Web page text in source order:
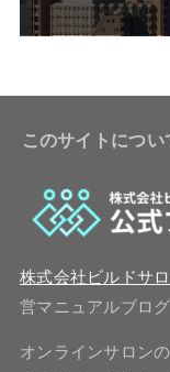
このサイトについ
株式会社ビルドサ
営マニュアルブログ
オンラインサロン